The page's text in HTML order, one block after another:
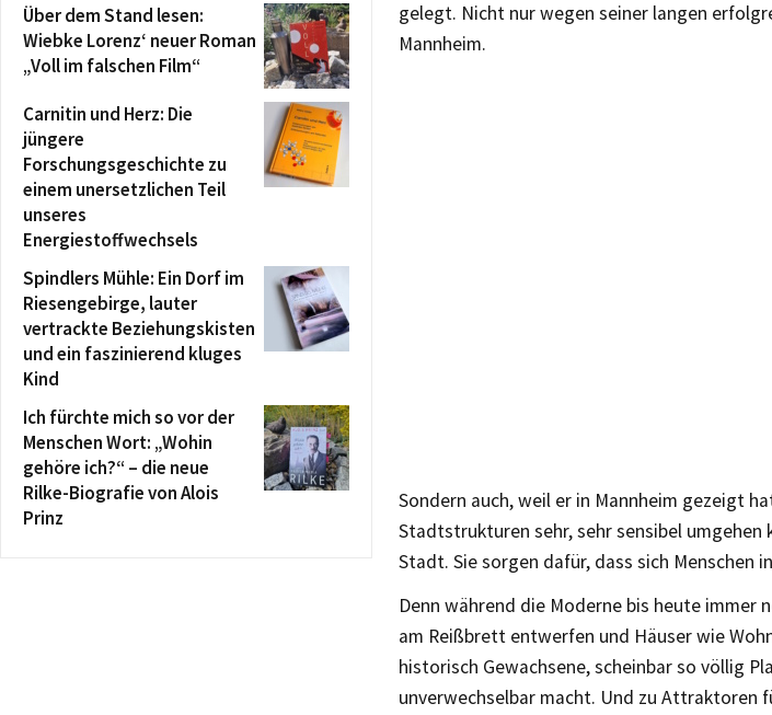
gelegt. Nicht nur wegen seiner langen
Mannheim.
Sondern auch, weil er in Mannheim gezeigt
Stadtstrukturen sehr, sehr sensibel umgehen
Stadt. Sie sorgen dafür, dass sich Menschen
Denn während die Moderne bis heute immer
am Reißbrett entwerfen und Häuser wie
historisch Gewachsene, scheinbar so völlig
unverwechselbar macht. Und zu Attraktoren
Über dem Stand lesen:
Wiebke Lorenz‘ neuer Roman
„Voll im falschen Film“
Carnitin und Herz: Die
jüngere
Forschungsgeschichte zu
einem unersetzlichen Teil
unseres
Energiestoffwechsels
Spindlers Mühle: Ein Dorf im
Riesengebirge, lauter
vertrackte Beziehungskisten
und ein faszinierend kluges
Kind
Ich fürchte mich so vor der
Menschen Wort: „Wohin
gehöre ich?“ – die neue
Rilke-Biografie von Alois
Prinz